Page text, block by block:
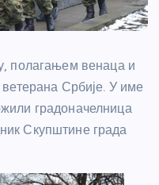
полагањем венаца и
Србије. У име
градоначелница
Скупштине града